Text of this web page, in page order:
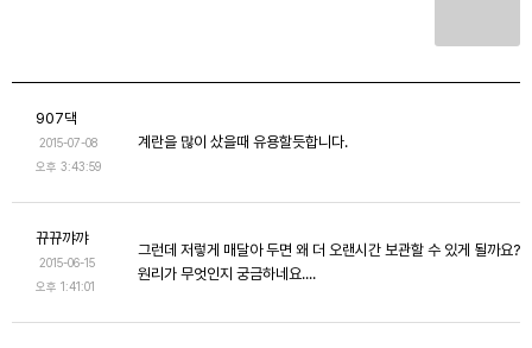
907댁
2015-07-08
오후 3:43:59
계란을 많이 샀을때 유용할듯합니다.
뀨뀨꺄꺄
2015-06-15
오후 1:41:01
그런데 저렇게 매달아 두면 왜 더 오랜시간 보관할 수 있게 될까요?
원리가 무엇인지 궁금하네요....